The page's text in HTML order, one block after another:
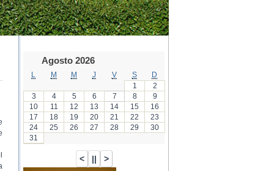
Agosto 2026
M M J V S
D
1
2
3
4 5 6 7 8
9
10
11 12 13 14 15
16
17
18 19 20 21 22
23
24
25 26 27 28 29
30
31